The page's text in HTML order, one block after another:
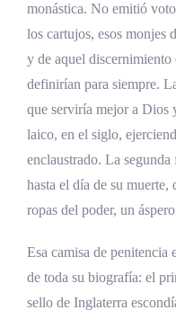
monástica. No emitió
los cartujos, esos monjes
y de aquel
definirían para siempre.
que serviría mejor a Dios
laico, en el siglo,
enclaustrado. La
hasta el día de su
ropas del poder, un
Esa camisa de penitencia
de toda su biografía: el
sello de Inglaterra